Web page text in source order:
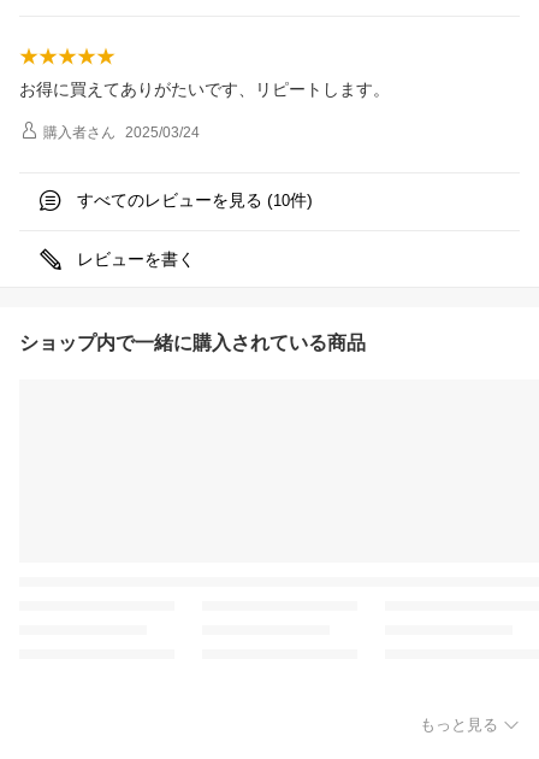
お得に買えてありがたいです、リピートします。
購入者さん 2025/03/24
すべてのレビューを見る (10件)
レビューを書く
ショップ内で一緒に購入されている商品
もっと見る